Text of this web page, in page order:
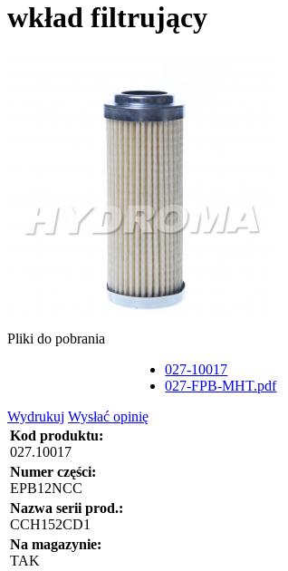
wkład filtrujący
Pliki do pobrania
027-10017
027-FPB-MHT.pdf
Wydrukuj Wysłać opinię
Kod produktu:
027.10017
Numer części:
EPB12NCC
Nazwa serii prod.:
CCH152CD1
Na magazynie:
TAK